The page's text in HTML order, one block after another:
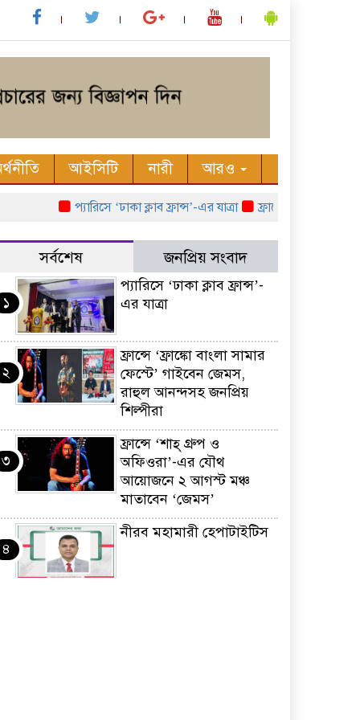
আইসিটি নারী আরও
প্যারিসে ‘ঢাকা ক্লাব ফ্রান্স’-এর যাত্রা ফ্রান্সে ‘ফ্রাঙ্কো বাংলা
সর্বশেষ জনপ্রিয় সংবাদ
১
প্যারিসে ‘ঢাকা ক্লাব ফ্রান্স’-
এর যাত্রা
২
ফ্রান্সে ‘ফ্রাঙ্কো বাংলা সামার
ফেস্টে’ গাইবেন জেমস,
রাহুল আনন্দসহ জনপ্রিয়
শিল্পীরা
৩
ফ্রান্সে ‘শাহ্ গ্রুপ ও
অফিওরা’-এর যৌথ
আয়োজনে ২ আগস্ট মঞ্চ
মাতাবেন ‘জেমস’
৪
নীরব মহামারী হেপাটাইটিস